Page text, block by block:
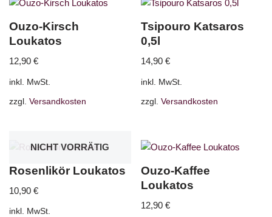
Ouzo-Kirsch
Loukatos
12,90 €
inkl. MwSt.
zzgl. Versandkosten
Tsipouro Katsaros
0,5l
14,90€
inkl. MwSt.
zzgl.Versandkosten
NICHT VORRÄTIG
Rosenlikör Loukatos
10,90 €
inkl. MwSt.
Ouzo-Kaffee
Loukatos
12,90€